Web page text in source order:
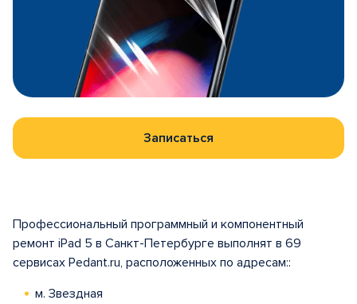
Записаться
Профессиональный программный и компонентный
ремонт iPad 5 в Санкт-Петербурге выполнят в 69
сервисах Pedant.ru, расположенных по адресам::
м. Звездная